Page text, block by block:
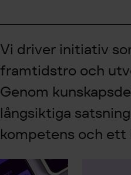
Vi driver initiativ
framtidstro och
Genom
långsiktiga
kompetens och ett